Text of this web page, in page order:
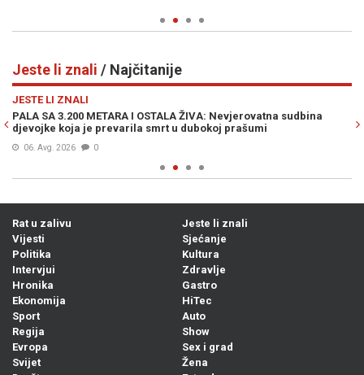
Jeste li znali / Najčitanije
JESTE LI ZNALI
PALA SA 3.200 METARA I OSTALA ŽIVA: Nevjerovatna sudbina
djevojke koja je prevarila smrt u dubokoj prašumi
06. Avg. 2026 0
Rat u zalivu
Vijesti
Politika
Intervjui
Hronika
Ekonomija
Sport
Regija
Evropa
Svijet
Jeste li znali
Sjećanje
Kultura
Zdravlje
Gastro
HiTec
Auto
Show
Sex i grad
Žena